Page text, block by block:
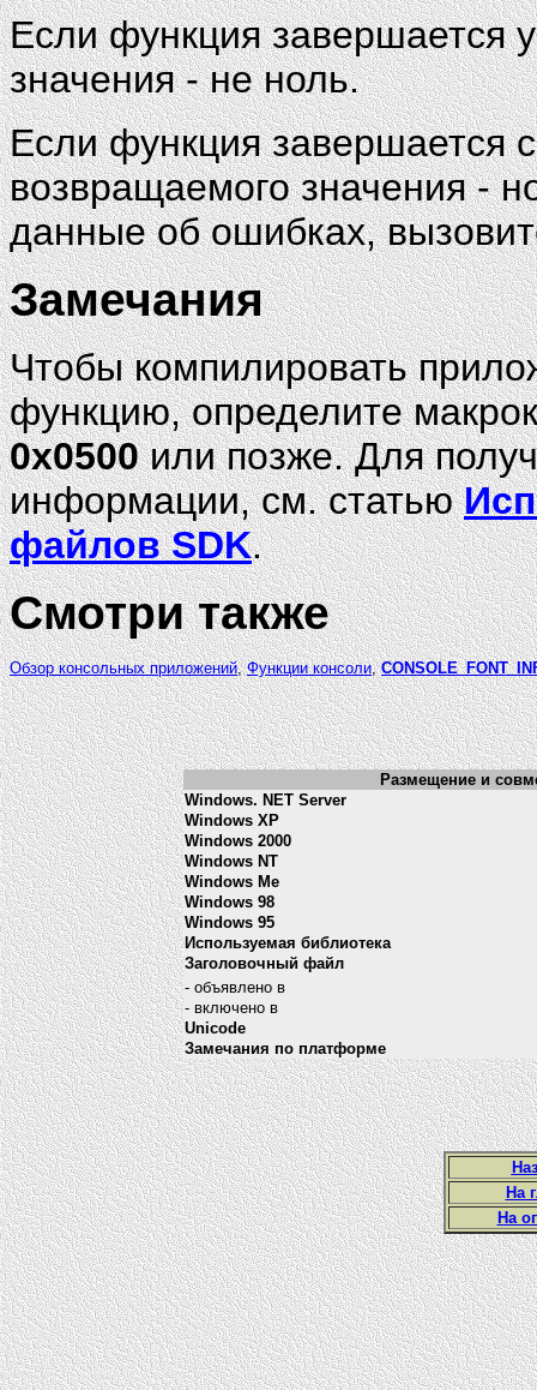
Если функция завершается
значения - не ноль.
Если функция завершается
возвращаемого значения -
данные об ошибках,
Замечания
Чтобы компилировать
функцию, определите
0x0500или позже. Для
информации, см. статью
файлов SDK.
Смотри также
Обзор консольных приложений,Функции консоли,
Размещение и
Windows. NET Server
Windows XP
Windows 2000
Windows NT
Windows Me
Windows 98
Windows 95
Используемая библиотека
Заголовочный файл
- объявлено в
- включено в
Unicode
Замечания по платформе
На
На